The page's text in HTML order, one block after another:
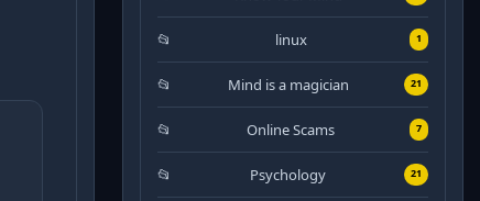
linux 1
Mind is a magician 21
Online Scams 7
Psychology 21